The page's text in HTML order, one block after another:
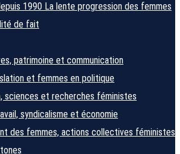
1990 La lente progression des femmes
de fait
patrimoine et communication
et femmes en politique
sciences et recherches féministes
syndicalisme et économie
des femmes, actions collectives féministes